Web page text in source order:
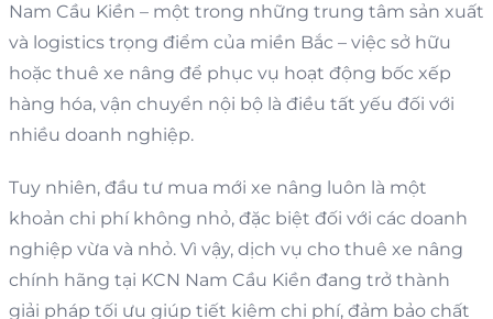
Nam Cầu Kiền – một trong những trung tâm sản xuất
và logistics trọng điểm của miền Bắc – việc sở hữu
hoặc thuê xe nâng để phục vụ hoạt động bốc xếp
hàng hóa, vận chuyển nội bộ là điều tất yếu đối với
nhiều doanh nghiệp.
Tuy nhiên, đầu tư mua mới xe nâng luôn là một
khoản chi phí không nhỏ, đặc biệt đối với các doanh
nghiệp vừa và nhỏ. Vì vậy, dịch vụ cho thuê xe nâng
chính hãng tại KCN Nam Cầu Kiền đang trở thành
giải pháp tối ưu giúp tiết kiệm chi phí, đảm bảo chất